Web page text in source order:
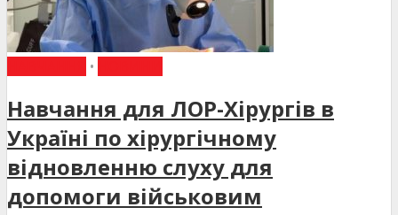
•
Навчання для ЛОР-Хірургів в
Україні по хірургічному
відновленню слуху для
допомоги військовим